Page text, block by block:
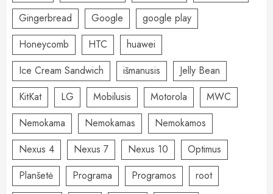
Gingerbread
Google
google play
Honeycomb
HTC
huawei
Ice Cream Sandwich
išmanusis
Jelly Bean
KitKat
LG Mobilusis Motorola
MWC
Nemokama
Nemokamas
Nemokamos
Nexus 4
Nexus 7 Nexus 10
Optimus
Planšetė
Programa Programos
root